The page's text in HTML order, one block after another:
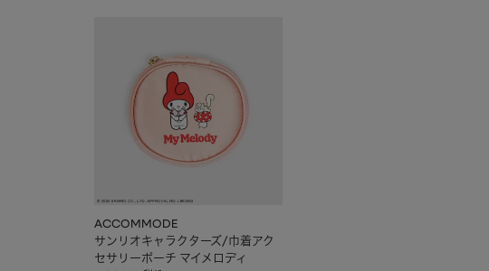
ACCOMMODE
サンリオキャラクターズ/巾着アク
セサリーポーチ マイメロディ